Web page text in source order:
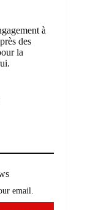
à
des
la
email.